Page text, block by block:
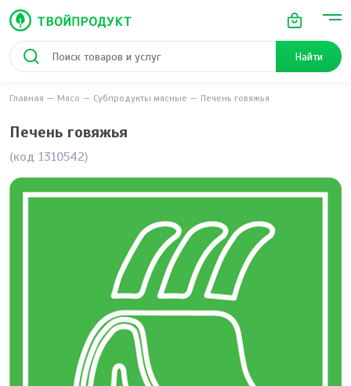
Найти
Главная Мясо Субпродукты мясные Печень говяжья
Печень говяжья
(код 1310542)